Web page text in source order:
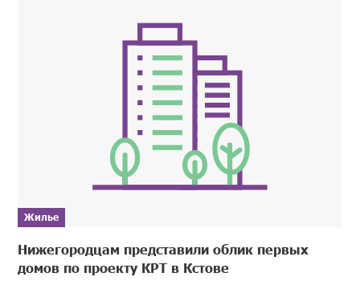
Жилье
Нижегородцам представили облик первых
домов по проекту КРТ в Кстове